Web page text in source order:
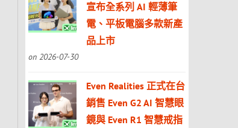
宣布全系列 AI 輕薄筆
電、平板電腦多款新產
品上市
on 2026-07-30
Even Realities 正式在台
銷售 Even G2 AI 智慧眼
鏡與 Even R1 智慧戒指